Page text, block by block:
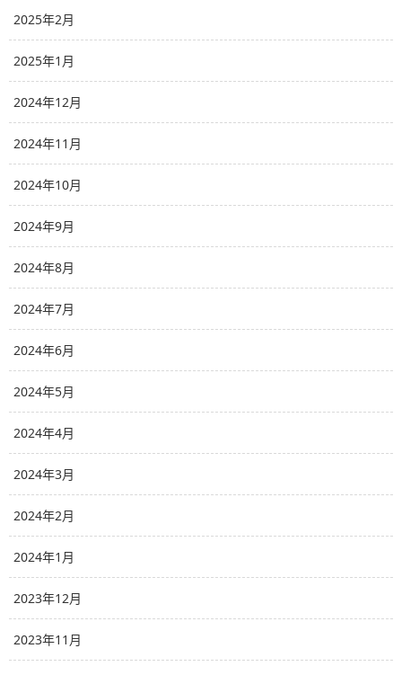
2025年2月
2025年1月
2024年12月
2024年11月
2024年10月
2024年9月
2024年8月
2024年7月
2024年6月
2024年5月
2024年4月
2024年3月
2024年2月
2024年1月
2023年12月
2023年11月